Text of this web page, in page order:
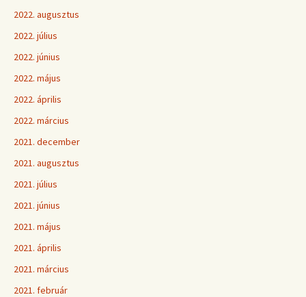
2022. augusztus
2022. július
2022. június
2022. május
2022. április
2022. március
2021. december
2021. augusztus
2021. július
2021. június
2021. május
2021. április
2021. március
2021. február